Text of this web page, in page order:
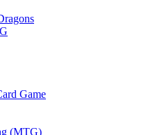
Game
(MTG)